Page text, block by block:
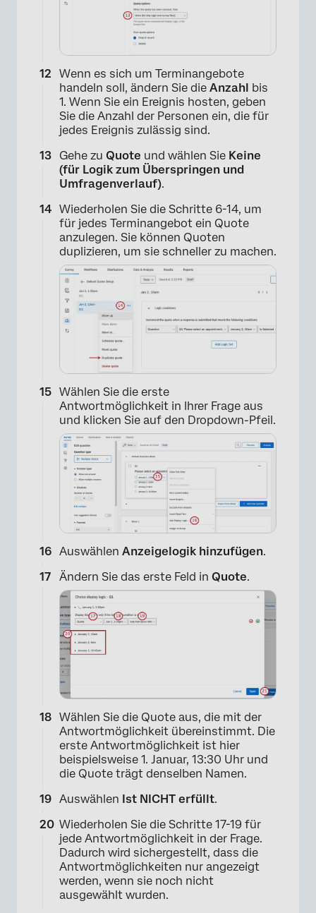
×
Wenn es sich um Terminangebote
handeln soll, ändern Sie die Anzahl bis
1. Wenn Sie ein Ereignis hosten, geben
Sie die Anzahl der Personen ein, die für
jedes Ereignis zulässig sind.
Gehe zu Quote und wählen Sie Keine
(für Logik zum Überspringen und
Umfragenverlauf).
Wiederholen Sie die Schritte 6-14, um
für jedes Terminangebot ein Quote
anzulegen. Sie können Quoten
duplizieren, um sie schneller zu machen.
×
Wählen Sie die erste
Antwortmöglichkeit in Ihrer Frage aus
und klicken Sie auf den Dropdown-Pfeil.
Auswählen Anzeigelogik hinzufügen.
Ändern Sie das erste Feld in Quote.
Wählen Sie die Quote aus, die mit der
Antwortmöglichkeit übereinstimmt. Die
erste Antwortmöglichkeit ist hier
beispielsweise 1. Januar, 13:30 Uhr und
die Quote trägt denselben Namen.
Auswählen Ist NICHT erfüllt.
Wiederholen Sie die Schritte 17-19 für
jede Antwortmöglichkeit in der Frage.
Dadurch wird sichergestellt, dass die
Antwortmöglichkeiten nur angezeigt
werden, wenn sie noch nicht
ausgewählt wurden.